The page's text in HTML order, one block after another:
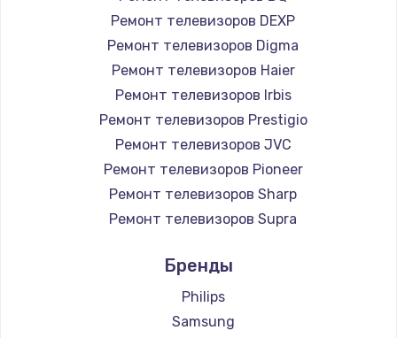
Замена микросхемы NFC
1100 руб.
Заказать
Замена шим-контроллера
3900 руб.
Заказать
1030 руб.
Заказать
Ремонт телевизоров DEXP
Ремонт телевизоров Digma
Ремонт телевизоров Haier
Ремонт телевизоров Irbis
Ремонт телевизоров Prestigio
Ремонт телевизоров JVC
Ремонт телевизоров Pioneer
Ремонт телевизоров Sharp
Ремонт телевизоров Supra
Ремонт телевизоров Hisense
Ремонт телевизоров Daewoo
Ремонт телевизоров Centek
Бренды
Philips
Samsung